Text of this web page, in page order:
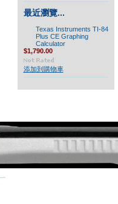
最近瀏覽...
Texas Instruments TI-84
Plus CE Graphing
Calculator
$1,790.00
添加到購物車